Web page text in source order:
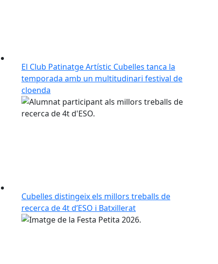
El Club Patinatge Artístic Cubelles tanca la
temporada amb un multitudinari festival de
cloenda
Cubelles distingeix els millors treballs de
recerca de 4t d’ESO i Batxillerat